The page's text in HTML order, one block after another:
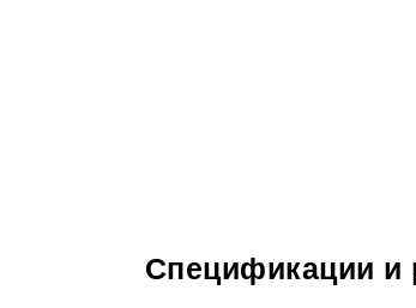
Спецификации и